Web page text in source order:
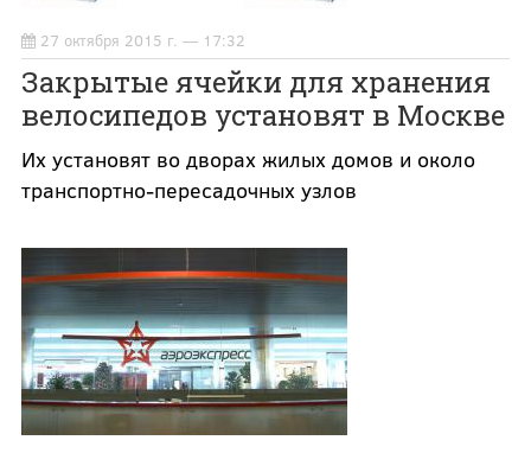
27 октября 2015 г. — 17:32
Закрытые ячейки для хранения
велосипедов установят в Москве
Их установят во дворах жилых домов и около
транспортно-пересадочных узлов